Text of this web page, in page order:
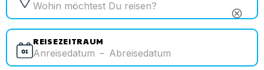
cancel
REISEZEITRAUM
Anreisedatum – Abreisedatum